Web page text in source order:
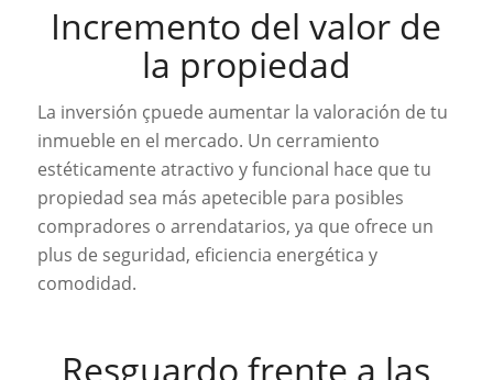
Incremento del valor de
la propiedad
La inversión çpuede aumentar la valoración de tu
inmueble en el mercado. Un cerramiento
estéticamente atractivo y funcional hace que tu
propiedad sea más apetecible para posibles
compradores o arrendatarios, ya que ofrece un
plus de seguridad, eficiencia energética y
comodidad.
Resguardo frente a las